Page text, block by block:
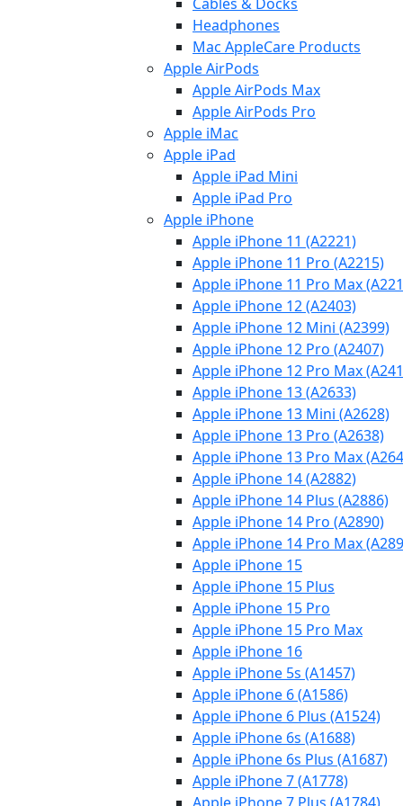
Headphones
Mac AppleCare Products
Apple AirPods
Apple AirPods Max
Apple AirPods Pro
Apple iMac
Apple iPad
Apple iPad Mini
Apple iPad Pro
Apple iPhone
Apple iPhone 11 (A2221)
Apple iPhone 11 Pro (A2215)
Apple iPhone 11 Pro Max
Apple iPhone 12 (A2403)
Apple iPhone 12 Mini (A2399)
Apple iPhone 12 Pro (A2407)
Apple iPhone 12 Pro Max
Apple iPhone 13 (A2633)
Apple iPhone 13 Mini (A2628)
Apple iPhone 13 Pro (A2638)
Apple iPhone 13 Pro Max
Apple iPhone 14 (A2882)
Apple iPhone 14 Plus (A2886)
Apple iPhone 14 Pro (A2890)
Apple iPhone 14 Pro Max
Apple iPhone 15
Apple iPhone 15 Plus
Apple iPhone 15 Pro
Apple iPhone 15 Pro Max
Apple iPhone 16
Apple iPhone 5s (A1457)
Apple iPhone 6 (A1586)
Apple iPhone 6 Plus (A1524)
Apple iPhone 6s (A1688)
Apple iPhone 6s Plus (A1687)
Apple iPhone 7 (A1778)